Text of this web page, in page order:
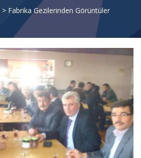
> Fabrika Gezilerinden Görüntüler